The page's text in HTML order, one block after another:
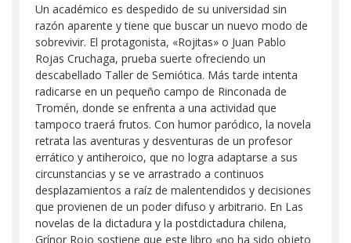
Un académico es despedido de su universidad sin
razón aparente y tiene que buscar un nuevo modo de
sobrevivir. El protagonista, «Rojitas» o Juan Pablo
Rojas Cruchaga, prueba suerte ofreciendo un
descabellado Taller de Semiótica. Más tarde intenta
radicarse en un pequeño campo de Rinconada de
Tromén, donde se enfrenta a una actividad que
tampoco traerá frutos. Con humor paródico, la novela
retrata las aventuras y desventuras de un profesor
errático y antiheroico, que no logra adaptarse a sus
circunstancias y se ve arrastrado a continuos
desplazamientos a raíz de malentendidos y decisiones
que provienen de un poder difuso y arbitrario. En Las
novelas de la dictadura y la postdictadura chilena,
Grínor Rojo sostiene que este libro «no ha sido objeto